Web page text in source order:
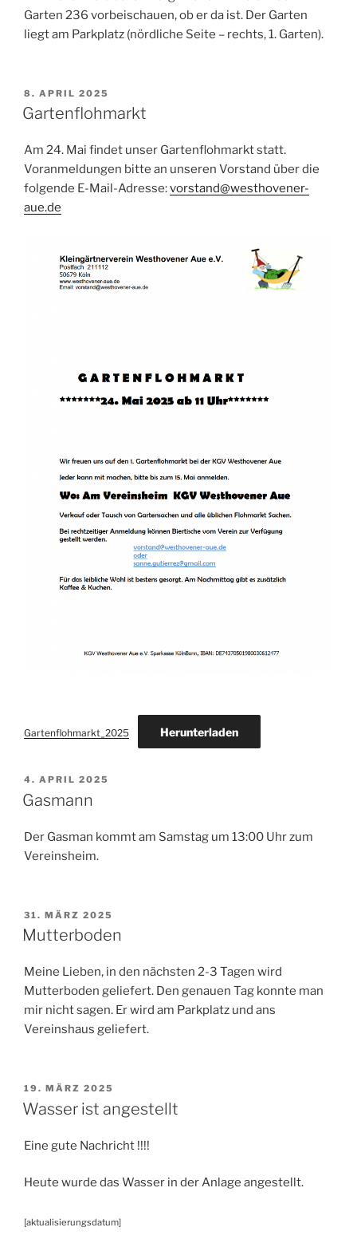
Garten 236 vorbeischauen, ob er da ist. Der Garten
liegt am Parkplatz (nördliche Seite – rechts, 1. Garten).
VERÖFFENTLICHT
AM
8. APRIL 2025
Gartenflohmarkt
Am 24. Mai findet unser Gartenflohmarkt statt.
Voranmeldungen bitte an unseren Vorstand über die
folgende E-Mail-Adresse:vorstand@westhovener-
aue.de
Gartenflohmarkt_2025 Herunterladen
VERÖFFENTLICHT
AM
4. APRIL 2025
Gasmann
Der Gasman kommt am Samstag um 13:00 Uhr zum
Vereinsheim.
VERÖFFENTLICHT
AM
31. MÄRZ 2025
Mutterboden
Meine Lieben, in den nächsten 2-3 Tagen wird
Mutterboden geliefert. Den genauen Tag konnte man
mir nicht sagen. Er wird am Parkplatz und ans
Vereinshaus geliefert.
VERÖFFENTLICHT
AM
19. MÄRZ 2025
Wasser ist angestellt
Eine gute Nachricht !!!!
Heute wurde das Wasser in der Anlage angestellt.
[aktualisierungsdatum]